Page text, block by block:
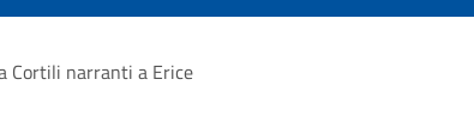
Cortili narranti a Erice